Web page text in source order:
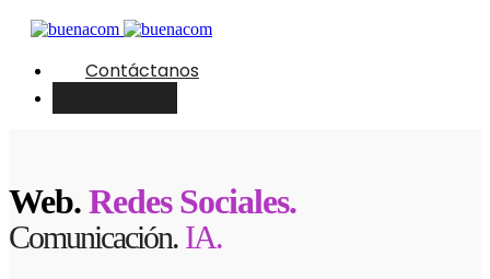
Contáctanos
Web.Redes Sociales.
Comunicación. IA.